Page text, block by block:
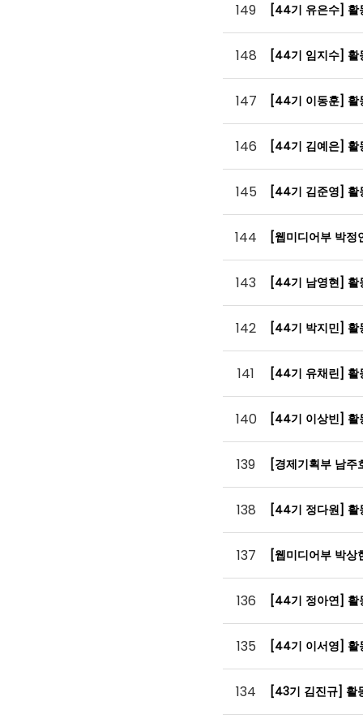
149 [44기 유은수]
148 [44기 임지수]
147 [44기 이동훈]
146 [44기 김예은]
145 [44기 김준영]
144 [웹미디어부 박
143 [44기 남영현]
142 [44기 박지민]
141 [44기 유채린]
140 [44기 이상빈]
139 [경제기획부 남
138 [44기 정다원]
137 [웹미디어부 박
136 [44기 정아연]
135 [44기 이서영]
134 [43기 김진규] 활